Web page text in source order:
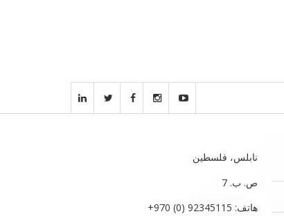
نابلس، فلسطين
ص. ب. 7‏
هاتف: 92345115 (0) 970‏‎+‎